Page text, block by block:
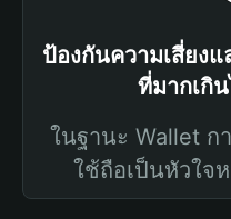
ป้องกันความเสี่ยง
ที่มากเกิ
ในฐานะ Wallet ก
ใช้ถือเป็นหัวใจ